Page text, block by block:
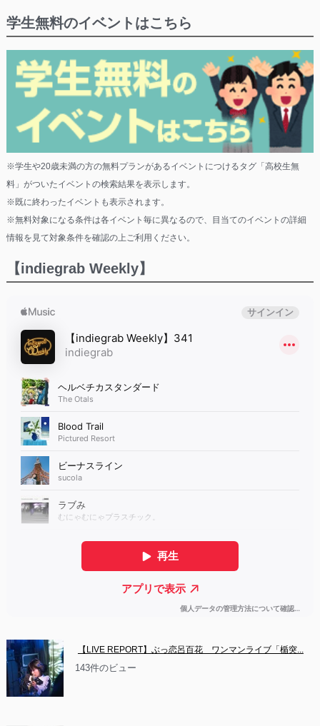
学生無料のイベントはこちら
※学生や20歳未満の方の無料プランがあるイベントにつけるタグ「高校生無
料」がついたイベントの検索結果を表示します。
※既に終わったイベントも表示されます。
※無料対象になる条件は各イベント毎に異なるので、目当てのイベントの詳細
情報を見て対象条件を確認の上ご利用ください。
【indiegrab Weekly】
【LIVE REPORT】ぶっ恋呂百花　ワンマンライブ「楯突...
143件のビュー